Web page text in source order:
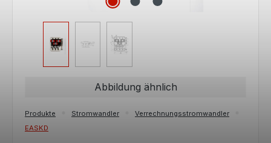
Abbildung ähnlich
Produkte Stromwandler
Verrechnungsstromwandler
EASKD